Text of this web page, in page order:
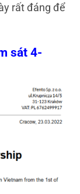
rất đáng để
sát 4-